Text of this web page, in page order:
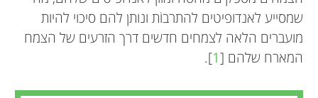
שמסייע לאנדופיטים להתרבוֹת ונותן להם סיכוי להיות
מועברים הלאה לצמחים חדשים דרך הזרעים של הצמח
המארח שלהם [1
].